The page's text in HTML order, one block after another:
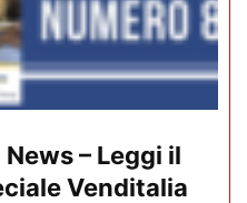
– Leggi il
Venditalia